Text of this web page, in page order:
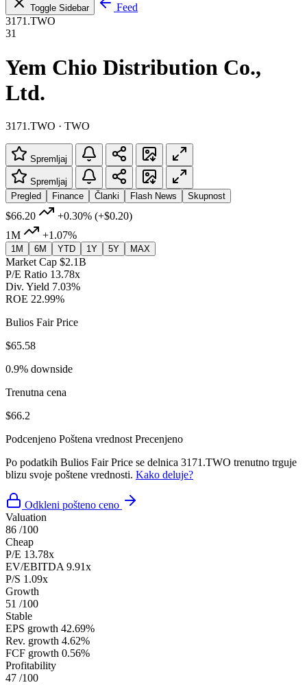
Toggle Sidebar
Feed
3171.TWO
31
Yem Chio Distribution Co.,
Ltd.
3171.TWO · TWO
Spremljaj
Spremljaj
Pregled
Finance Članki Flash News Skupnost
$66.20 +0.30% (+$0.20)
1M
+1.07%
1M 6M YTD 1Y 5Y MAX
Market Cap $2.1B
P/E Ratio 13.78x
Div. Yield 7.03%
ROE 22.99%
Bulios Fair Price
$65.58
0.9% downside
Trenutna cena
$66.2
Podcenjeno Poštena vrednost Precenjeno
Po podatkih Bulios Fair Price se delnica 3171.TWO trenutno trguje
blizu svoje poštene vrednosti. Kako deluje?
Odkleni pošteno ceno
Valuation
86 /100
Cheap
P/E 13.78x
EV/EBITDA 9.91x
P/S 1.09x
Growth
51 /100
Stable
EPS growth 42.69%
Rev. growth 4.62%
FCF growth 0.56%
Profitability
47 /100